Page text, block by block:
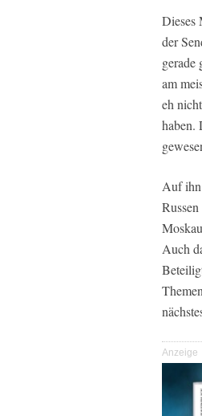
Dieses
der
gerade
am
eh
haben.
Auf ihn
Auch
Anzeige